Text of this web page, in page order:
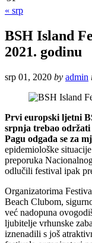
« srp
BSH Island
2021. godinu
srp 01, 2020 by admin
Prvi europski ljetni
srpnja trebao
Pagu odgađa se za
epidemiološke
preporuka
odlučili festival ipak
Organizatorima
Beach Clubom,
već nadopuna
ljubitelje vrhunske
iznenadili s još